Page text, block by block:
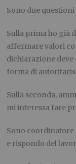
Sono due questioni
Sulla prima ho già
affermare valori
dichiarazione
forma di
Sulla seconda,
mi interessa fare
Sono coordinatore
e rispondo del